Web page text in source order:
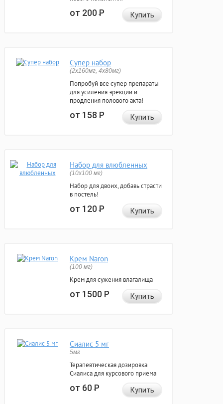
от 200Р Купить
Супер набор
(2х160мг, 4х80мг)
Попробуй все супер препараты
для усиления эрекции и
продления полового акта!
от 158Р Купить
Набор для влюбленных
(10х100 мг)
Набор для двоих, добавь страсти
в постель!
от 120Р Купить
Крем Naron
(100 мг)
Крем для сужения влагалища
от 1500Р Купить
Сиалис 5 мг
5мг
Терапевтическая дозировка
Сиалиса для курсового приема
от 60Р Купить